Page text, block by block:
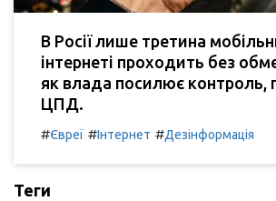
В Росії лише третина
інтернеті проходить без
як влада посилює контроль,
ЦПД.
#Євреї #Інтернет #Дезінформація
Теги